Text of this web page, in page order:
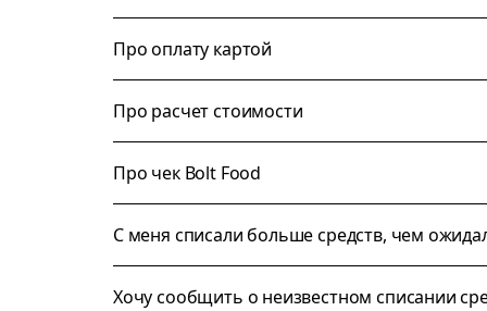
Про оплату картой
Про расчет стоимости
Про чек Bolt Food
С меня списали больше средств, чем
Хочу сообщить о неизвестном списании